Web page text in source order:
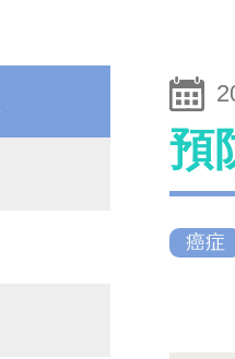
預
癌症